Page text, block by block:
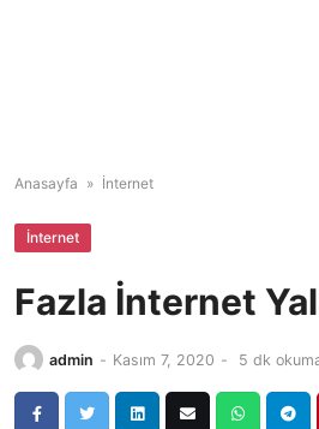
Anasayfa » İnternet
İnternet
Fazla İnternet
admin - Kasım 7, 2020 - 5 dk